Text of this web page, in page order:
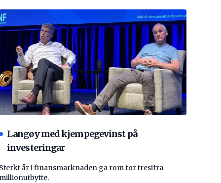
Langøy med kjempegevinst på
investeringar
år i finansmarknaden ga rom for tresifra